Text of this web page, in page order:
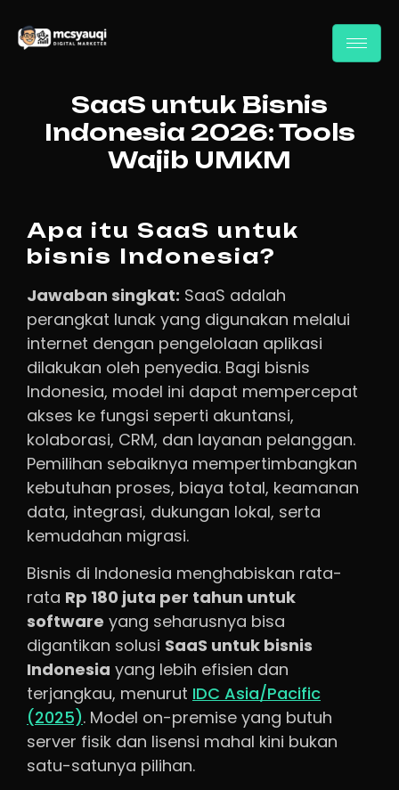
SaaS untuk Bisnis
Indonesia 2026: Tools
Wajib UMKM
Apa itu SaaS untuk
bisnis Indonesia?
Jawaban singkat: SaaS adalah
perangkat lunak yang digunakan melalui
internet dengan pengelolaan aplikasi
dilakukan oleh penyedia. Bagi bisnis
Indonesia, model ini dapat mempercepat
akses ke fungsi seperti akuntansi,
kolaborasi, CRM, dan layanan pelanggan.
Pemilihan sebaiknya mempertimbangkan
kebutuhan proses, biaya total, keamanan
data, integrasi, dukungan lokal, serta
kemudahan migrasi.
Bisnis di Indonesia menghabiskan rata-
rata Rp 180 juta per tahun untuk
software yang seharusnya bisa
digantikan solusi SaaS untuk bisnis
Indonesia yang lebih efisien dan
terjangkau, menurut IDC Asia/Pacific
(2025). Model on-premise yang butuh
server fisik dan lisensi mahal kini bukan
satu-satunya pilihan.